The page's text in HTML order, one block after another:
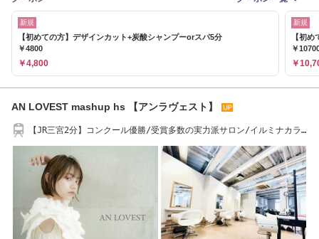
新規
【初めての方】デザインカット+炭酸シャンプーorスパ5分
￥4800
￥4,800
新規
【初
￥
￥
AN LOVEST mashup hs 【アンラヴェスト】
【JR三宮2分】コンクール優勝/受賞多数の実力派サロン/イルミナカラ